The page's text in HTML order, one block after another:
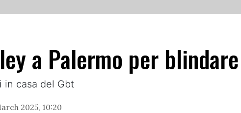
a Palermo per
in casa del Gbt
2025, 10:20